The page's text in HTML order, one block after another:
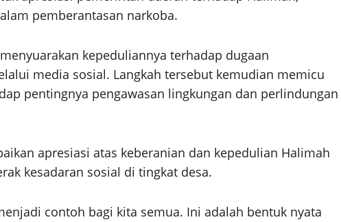
pemberantasan narkoba.
kepeduliannya terhadap dugaan
media sosial. Langkah tersebut kemudian memicu
pentingnya pengawasan lingkungan dan perlindungan
apresiasi atas keberanian dan kepedulian Halimah
kesadaran sosial di tingkat desa.
contoh bagi kita semua. Ini adalah bentuk nyata